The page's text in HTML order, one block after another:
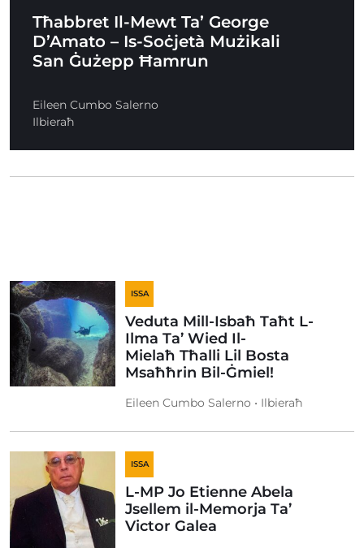
Tħabbret Il-Mewt Ta’ George
D’Amato – Is-Soċjetà Mużikali
San Ġużepp Ħamrun
Eileen Cumbo Salerno
Ilbieraħ
ISSA
Veduta Mill-Isbaħ Taħt L-
Ilma Ta’ Wied Il-
Mielaħ Tħalli Lil Bosta
Msaħħrin Bil-Ġmiel!
Eileen Cumbo Salerno • Ilbieraħ
ISSA
L-MP Jo Etienne Abela
Jsellem il-Memorja Ta’
Victor Galea